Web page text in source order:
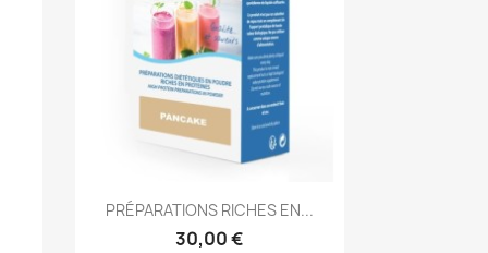
Aperçu rapide
PRÉPARATIONS RICHES EN...
30,00 €